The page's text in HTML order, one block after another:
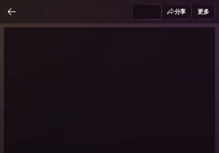
分享 更多